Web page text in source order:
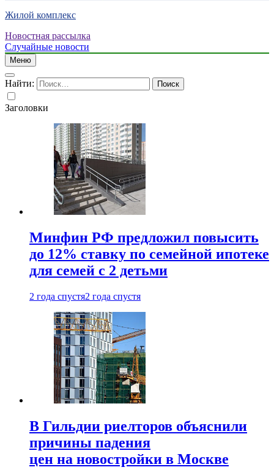
Жилой комплекс
Новостная рассылка
Случайные новости
Меню
Найти:
Заголовки
Минфин РФ предложил повысить
до 12% ставку по семейной ипотеке
для семей с 2 детьми
2 года спустя2 года спустя
В Гильдии риелторов объяснили
причины падения
цен на новостройки в Москве